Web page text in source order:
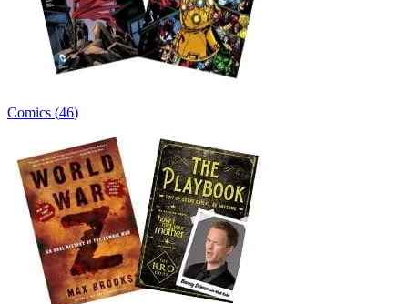
Comics (46)